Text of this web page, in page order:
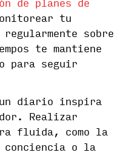
de planes de
tu
sobre
te mantiene
para seguir
diario inspira
Realizar
fluida, como la
o la